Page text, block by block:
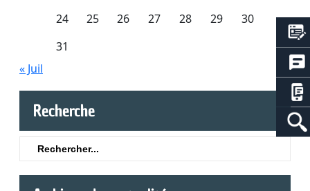
24
25 26 27 28 29
30
31
« Juil
Recherche